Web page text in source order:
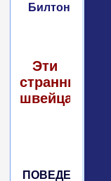
Билтон
Эти
странные
швейцарцы
ПОВЕДЕНИЕ